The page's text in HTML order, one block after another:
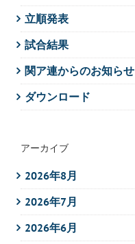
立順発表
試合結果
関ア連からのお知らせ
ダウンロード
アーカイブ
2026年8月
2026年7月
2026年6月